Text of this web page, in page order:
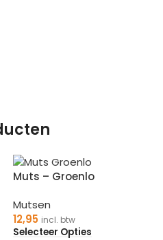
Muts – Groenlo
Mutsen
12,95 incl. btw
Selecteer Opties